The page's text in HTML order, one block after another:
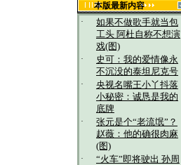
本版最新内容
·
如果不做歌手就当包
工头 阿杜自称不想演
戏(图)
·
史可：我的爱情像永
不沉没的泰坦尼克号
·
央视名嘴王小丫抖落
小秘密：诚恳是我的
底牌
·
张元是个“老流氓”？
赵薇：他的确很肉麻
(图)
·
“火车”即将驶出 孙周